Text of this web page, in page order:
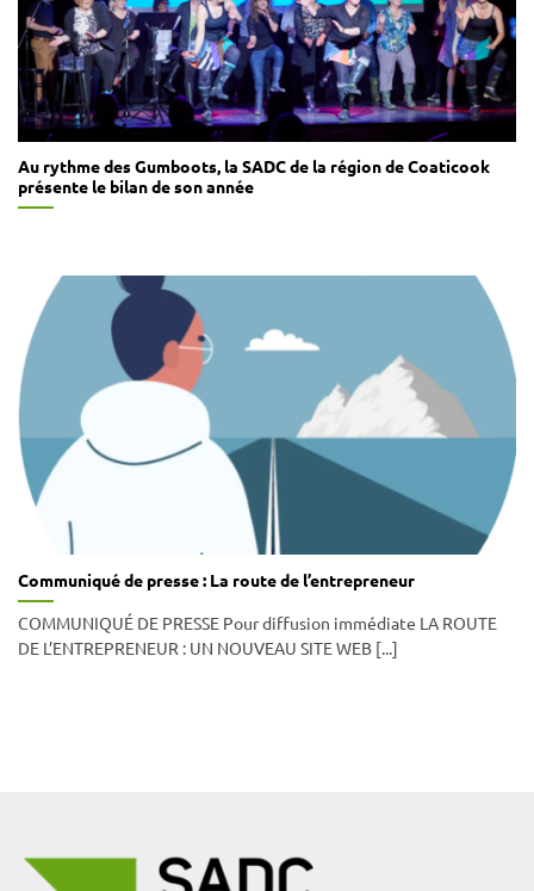
Au rythme des Gumboots, la SADC de la région de Coaticook
présente le bilan de son année
Communiqué de presse : La route de l’entrepreneur
COMMUNIQUÉ DE PRESSE Pour diffusion immédiate LA ROUTE
DE L’ENTREPRENEUR : UN NOUVEAU SITE WEB [...]